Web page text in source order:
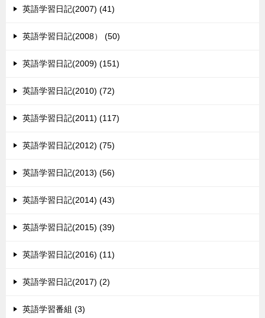
英語学習日記(2007) (41)
英語学習日記(2008） (50)
英語学習日記(2009) (151)
英語学習日記(2010) (72)
英語学習日記(2011) (117)
英語学習日記(2012) (75)
英語学習日記(2013) (56)
英語学習日記(2014) (43)
英語学習日記(2015) (39)
英語学習日記(2016) (11)
英語学習日記(2017) (2)
英語学習番組 (3)